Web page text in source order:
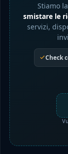
Stiamo
smistare le
servizi,
Check